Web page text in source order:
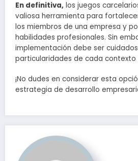
En definitiva, los juegos
valiosa herramienta para
los miembros de una empresa y
habilidades profesionales. Sin
implementación debe ser
particularidades de cada contexto
¡No dudes en considerar esta
estrategia de desarrollo